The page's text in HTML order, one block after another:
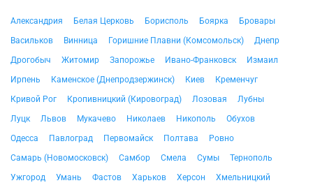
Александрия Белая Церковь Борисполь Боярка
Бровары
Васильков
Винница Горишние Плавни (Комсомольск)
Днепр
Дрогобыч
Житомир Запорожье Ивано-Франковск
Измаил
Ирпень
Каменское (Днепродзержинск) Киев
Кременчуг
Кривой Рог
Кропивницкий (Кировоград) Лозовая
Лубны
Луцк
Львов Мукачево Николаев Никополь
Обухов
Одесса
Павлоград Первомайск Полтава
Ровно
Самарь (Новомосковск)
Самбор Смела Сумы
Тернополь
Ужгород
Умань Фастов Харьков Херсон
Хмельницкий